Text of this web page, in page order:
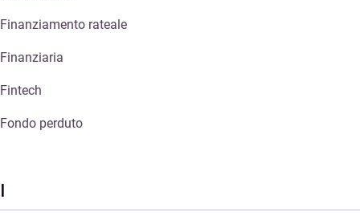
Finanziamento rateale
Finanziaria
Fintech
Fondo perduto